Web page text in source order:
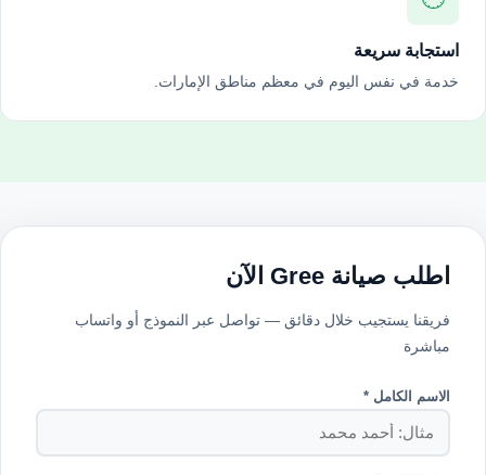
استجابة سريعة
خدمة في نفس اليوم في معظم مناطق الإمارات.
اطلب صيانة Gree الآن
فريقنا يستجيب خلال دقائق — تواصل عبر النموذج أو واتساب
مباشرة
الاسم الكامل *